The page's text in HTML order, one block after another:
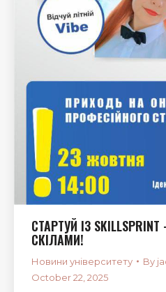
СТАРТУЙ ІЗ
СКІЛАМИ!
Новини університету By
October 22, 2025